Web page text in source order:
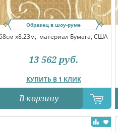
Образец в шоу-руме
x8.23м, материал Бумага, США
КУПИТЬ В 1 КЛИК
13 562 руб.
В корзину